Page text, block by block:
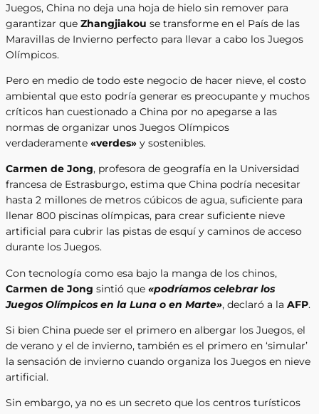
Juegos, China no deja una hoja de hielo sin remover para
garantizar que Zhangjiakou se transforme en el País de las
Maravillas de Invierno perfecto para llevar a cabo los Juegos
Olímpicos.
Pero en medio de todo este negocio de hacer nieve, el costo
ambiental que esto podría generar es preocupante y muchos
críticos han cuestionado a China por no apegarse a las
normas de organizar unos Juegos Olímpicos
verdaderamente «verdes» y sostenibles.
Carmen de Jong, profesora de geografía en la Universidad
francesa de Estrasburgo, estima que China podría necesitar
hasta 2 millones de metros cúbicos de agua, suficiente para
llenar 800 piscinas olímpicas, para crear suficiente nieve
artificial para cubrir las pistas de esquí y caminos de acceso
durante los Juegos.
Con tecnología como esa bajo la manga de los chinos,
Carmen de Jong sintió que «podríamos celebrar los
Juegos Olímpicos en la Luna o en Marte», declaró a la AFP.
Si bien China puede ser el primero en albergar los Juegos, el
de verano y el de invierno, también es el primero en ‘simular’
la sensación de invierno cuando organiza los Juegos en nieve
artificial.
Sin embargo, ya no es un secreto que los centros turísticos